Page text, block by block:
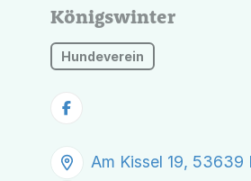
Königswinter
Hundeverein
Am Kissel 19, 53639